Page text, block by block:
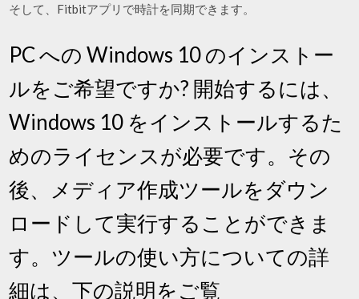
そして、Fitbitアプリで時計を同期できます。
PC への Windows 10 のインストー
ルをご希望ですか? 開始するには、
Windows 10 をインストールするた
めのライセンスが必要です。その
後、メディア作成ツールをダウン
ロードして実行することができま
す。ツールの使い方についての詳
細は、下の説明をご覧